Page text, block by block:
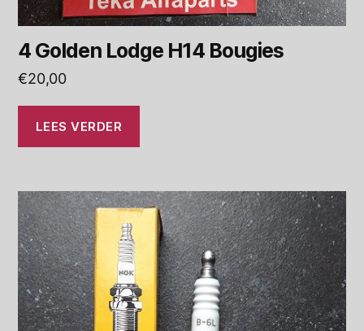
4 Golden Lodge H14 Bougies
€20,00
LEES VERDER